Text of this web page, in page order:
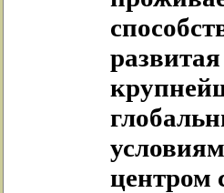
центром